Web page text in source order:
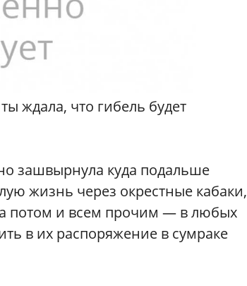
ждала, что гибель будет
зашвырнула куда подальше
жизнь через окрестные кабаки,
потом и всем прочим — в любых
в их распоряжение в сумраке